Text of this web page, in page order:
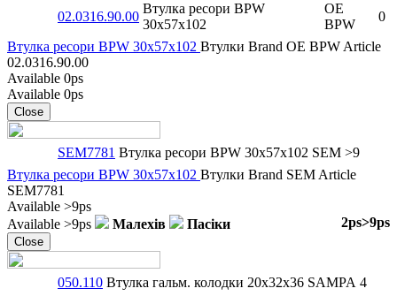
02.0316.90.00
Втулка ресори BPW
30x57x102
OE
BPW
0
Втулка ресори BPW 30x57x102 Втулки Brand OE BPW Article
02.0316.90.00
Available 0ps
Available 0ps
Close
SEM7781 Втулка ресори BPW 30x57x102 SEM >9
Втулка ресори BPW 30x57x102 Втулки Brand SEM Article
SEM7781
Available >9ps
Available >9ps Малехів >9ps
Пасіки 2ps
Close
050.110 Втулка гальм. колодки 20x32x36 SAMPA 4